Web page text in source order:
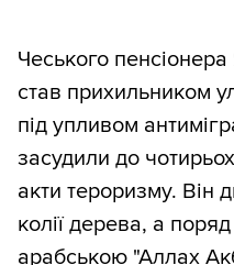
Чеського
став прихильником
під упливом
засудили до
акти тероризму. Він
колії дерева, а
арабською "Аллах